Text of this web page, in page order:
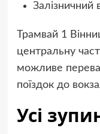
Залізничний
Трамвай 1
центральну
можливе
поїздок до
Усі